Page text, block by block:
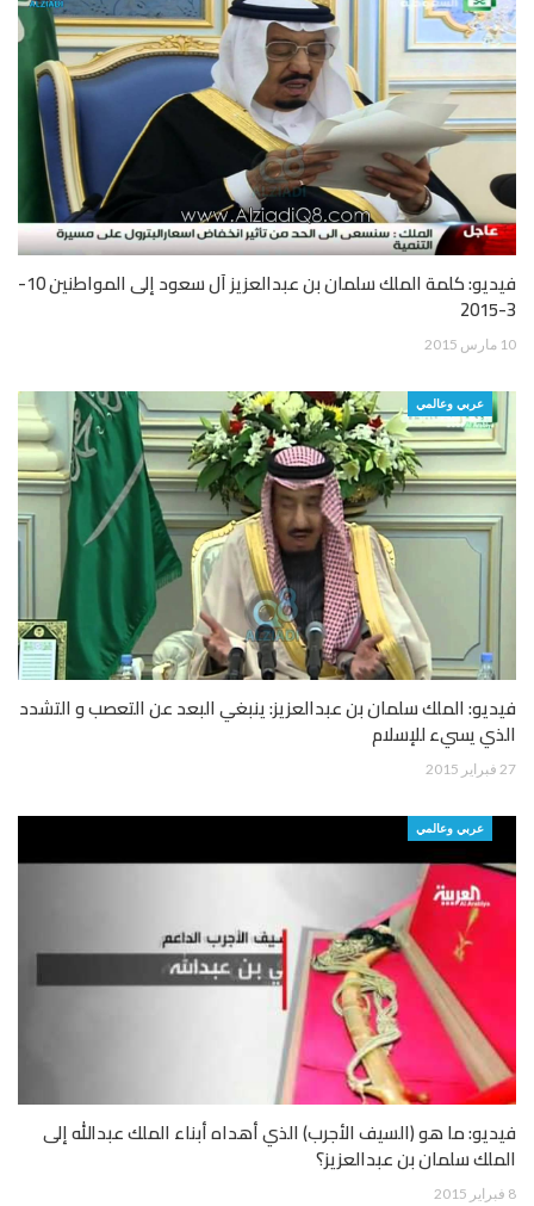
فيديو: كلمة الملك سلمان بن عبدالعزيز آل سعود إلى المواطنين 10-
3-2015
10 مارس 2015
عربي وعالمي
فيديو: الملك سلمان بن عبدالعزيز: ينبغي البعد عن التعصب و التشدد
الذي يسيء للإسلام
27 فبراير 2015
عربي وعالمي
فيديو: ما هو (السيف الأجرب) الذي أهداه أبناء الملك عبدالله إلى
الملك سلمان بن عبدالعزيز؟
8 فبراير 2015